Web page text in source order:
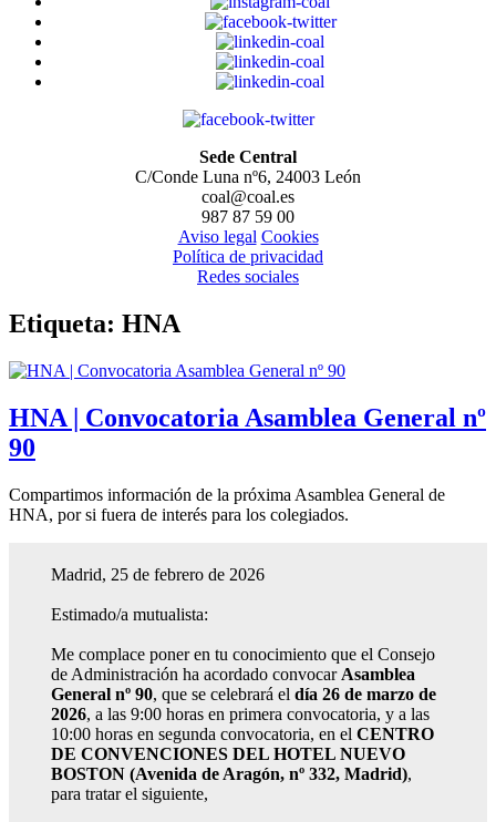
Sede Central
C/Conde Luna nº6, 24003 León
coal@coal.es
987 87 59 00
Aviso legal Cookies
Política de privacidad
Redes sociales
Etiqueta: HNA
HNA | Convocatoria Asamblea General nº
90
Compartimos información de la próxima Asamblea General de
HNA, por si fuera de interés para los colegiados.
Madrid, 25 de febrero de 2026
Estimado/a mutualista:
Me complace poner en tu conocimiento que el Consejo
de Administración ha acordado convocar Asamblea
General nº 90, que se celebrará el día 26 de marzo de
2026, a las 9:00 horas en primera convocatoria, y a las
10:00 horas en segunda convocatoria, en el CENTRO
DE CONVENCIONES DEL HOTEL NUEVO
BOSTON (Avenida de Aragón, nº 332, Madrid),
para tratar el siguiente,